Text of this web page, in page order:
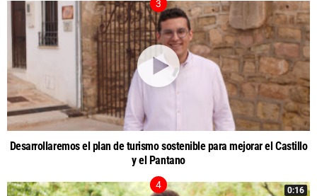
Desarrollaremos el plan de turismo sostenible para mejorar el Castillo
y el Pantano
0:16